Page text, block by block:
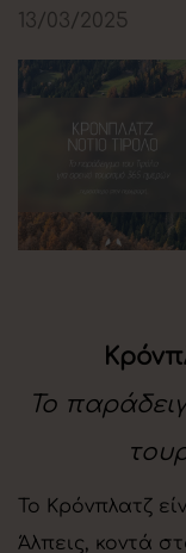
13/03/2025
Το
Το Κρόνπλατζ
Άλπεις, κοντά